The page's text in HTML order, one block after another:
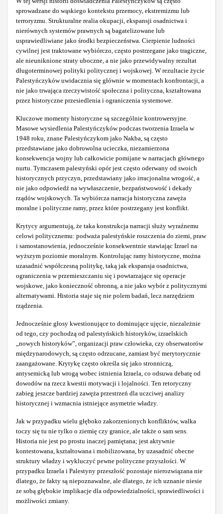
sprowadzane do wąskiego kontekstu przemocy, ekstremizmu lub
terroryzmu. Strukturalne realia okupacji, ekspansji osadnictwa i
nierównych systemów prawnych są bagatelizowane lub
usprawiedliwiane jako środki bezpieczeństwa. Cierpienie ludności
cywilnej jest traktowane wybiórczo, często postrzegane jako tragiczne,
ale nieuniknione straty uboczne, a nie jako przewidywalny rezultat
długoterminowej polityki politycznej i wojskowej. W rezultacie życie
Palestyńczyków uwidacznia się głównie w momentach konfrontacji, a
nie jako trwająca rzeczywistość społeczna i polityczna, kształtowana
przez historyczne przesiedlenia i ograniczenia systemowe.
Kluczowe momenty historyczne są szczególnie kontrowersyjne.
Masowe wysiedlenia Palestyńczyków podczas tworzenia Izraela w
1948 roku, znane Palestyńczykom jako Nakba, są często
przedstawiane jako dobrowolna ucieczka, niezamierzona
konsekwencja wojny lub całkowicie pomijane w narracjach głównego
nurtu. Tymczasem palestyński opór jest często oderwany od swoich
historycznych przyczyn, przedstawiany jako irracjonalna wrogość, a
nie jako odpowiedź na wywłaszczenie, bezpaństwowość i dekady
rządów wojskowych. Ta wybiórcza narracja historyczna zawęża
moralne i polityczne ramy, przez które postrzegany jest konflikt.
Krytycy argumentują, że taka konstrukcja narracji służy wyraźnemu
celowi politycznemu: podważa palestyńskie roszczenia do ziemi, praw
i samostanowienia, jednocześnie konsekwentnie stawiając Izrael na
wyższym poziomie moralnym. Kontrolując ramy historyczne, można
uzasadnić współczesną politykę, taką jak ekspansja osadnictwa,
ograniczenia w przemieszczaniu się i powtarzające się operacje
wojskowe, jako konieczność obronną, a nie jako wybór z politycznymi
alternatywami. Historia staje się nie polem badań, lecz narzędziem
rządzenia.
Jednocześnie głosy kwestionujące to dominujące ujęcie, niezależnie
od tego, czy pochodzą od palestyńskich historyków, izraelskich
„nowych historyków”, organizacji praw człowieka, czy obserwatorów
międzynarodowych, są często odrzucane, zamiast być merytorycznie
zaangażowane. Krytykę często określa się jako stronniczą,
antysemicką lub wrogą wobec istnienia Izraela, co odsuwa debatę od
dowodów na rzecz kwestii motywacji i lojalności. Ten retoryczny
zabieg jeszcze bardziej zawęża przestrzeń dla uczciwej analizy
historycznej i wzmacnia istniejące asymetrie władzy.
Jak w przypadku wielu głęboko zakorzenionych konfliktów, walka
toczy się tu nie tylko o ziemię czy granice, ale także o sam sens.
Historia nie jest po prostu inaczej pamiętana; jest aktywnie
kontestowana, kształtowana i mobilizowana, by uzasadnić obecne
struktury władzy i wykluczyć pewne polityczne przyszłości. W
przypadku Izraela i Palestyny przeszłość pozostaje nierozwiązana nie
dlatego, że fakty są niepoznawalne, ale dlatego, że ich uznanie niesie
ze sobą głębokie implikacje dla odpowiedzialności, sprawiedliwości i
możliwości zmiany.